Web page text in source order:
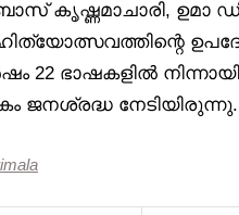
കൃഷ്ണമാചാരി, ഉമാ
22 ഭാഷകളിൽ
ജനശ്രദ്ധ നേടിയിരുന്നു.